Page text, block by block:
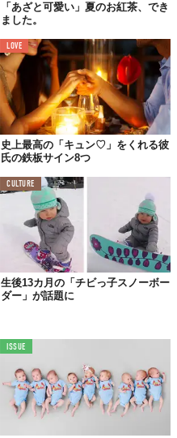
「あざと可愛い」夏のお紅茶、でき
ました。
LOVE
史上最高の「キュン♡」をくれる彼
氏の鉄板サイン8つ
CULTURE
生後13カ月の「チビっ子スノーボー
ダー」が話題に
ISSUE